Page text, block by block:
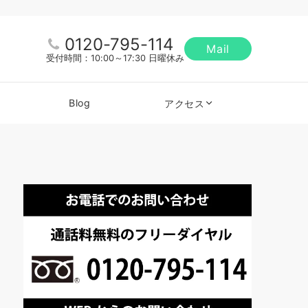
0120-795-114
受付時間：10:00～17:30 日曜休み
Mail
Blog アクセス